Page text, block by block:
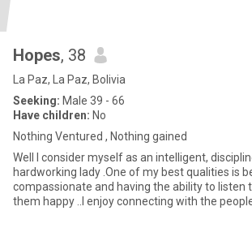
Hopes, 38
La Paz, La Paz, Bolivia
Seeking: Male 39 - 66
Have children: No
Nothing Ventured , Nothing gained
Well I consider myself as an intelligent, disciplined, passionate, and
hardworking lady .One of my best qualities is
compassionate and having the ability to listen
them happy ..I enjoy connecting with the